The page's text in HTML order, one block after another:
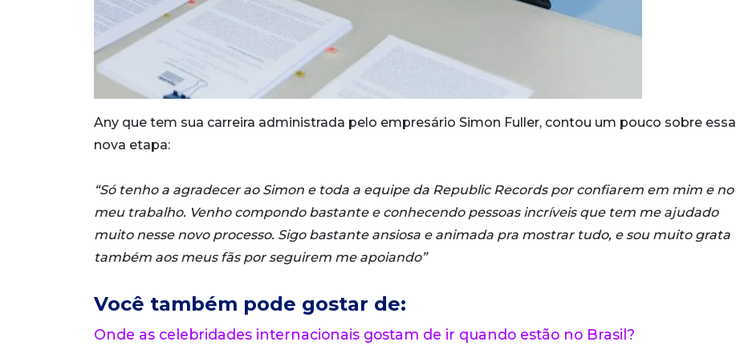
Any que tem sua carreira administrada pelo empresário Simon Fuller, contou um pouco sobre essa
nova etapa:
“Só tenho a agradecer ao Simon e toda a equipe da Republic Records por confiarem em mim e no
meu trabalho. Venho compondo bastante e conhecendo pessoas incríveis que tem me ajudado
muito nesse novo processo. Sigo bastante ansiosa e animada pra mostrar tudo, e sou muito grata
também aos meus fãs por seguirem me apoiando”
Você também pode gostar de:
Onde as celebridades internacionais gostam de ir quando estão no Brasil?